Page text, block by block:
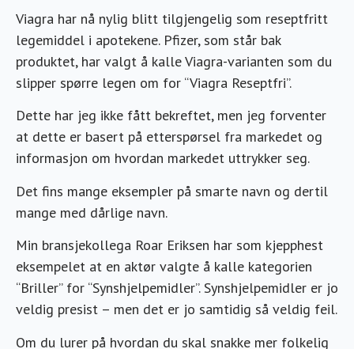
Viagra har nå nylig blitt tilgjengelig som reseptfritt
legemiddel i apotekene. Pfizer, som står bak
produktet, har valgt å kalle Viagra-varianten som du
slipper spørre legen om for “Viagra Reseptfri”.
Dette har jeg ikke fått bekreftet, men jeg forventer
at dette er basert på etterspørsel fra markedet og
informasjon om hvordan markedet uttrykker seg.
Det fins mange eksempler på smarte navn og dertil
mange med dårlige navn.
Min bransjekollega Roar Eriksen har som kjepphest
eksempelet at en aktør valgte å kalle kategorien
“Briller” for “Synshjelpemidler”. Synshjelpemidler er jo
veldig presist – men det er jo samtidig så veldig feil.
Om du lurer på hvordan du skal snakke mer folkelig